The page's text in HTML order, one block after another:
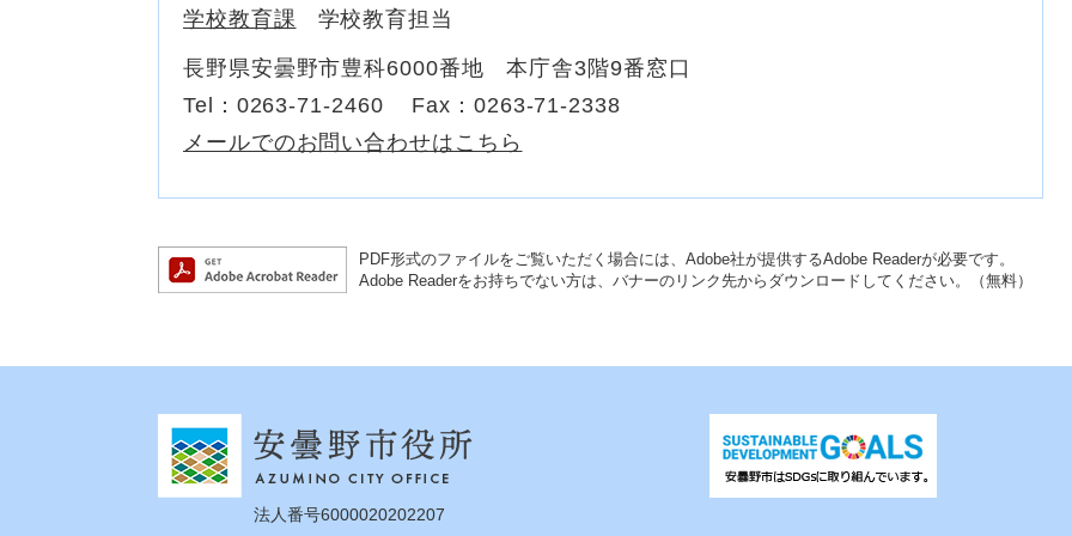
学校教育課 学校教育担当
長野県安曇野市豊科6000番地 本庁舎3階9番窓口
Tel：0263-71-2460
Fax：0263-71-2338
メールでのお問い合わせはこちら
PDF形式のファイルをご覧いただく場合には、Adobe社が提供するAdobe Readerが必要です。
Adobe Readerをお持ちでない方は、バナーのリンク先からダウンロードしてください。（無料）
法人番号6000020202207